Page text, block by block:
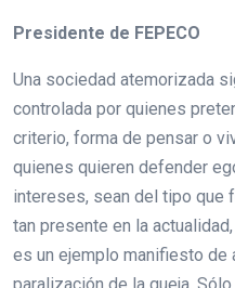
Presidente de FEPECO
Una sociedad atemorizada
controlada por quienes
criterio, forma de pensar o
quienes quieren defender
intereses, sean del tipo que
tan presente en la
es un ejemplo manifiesto